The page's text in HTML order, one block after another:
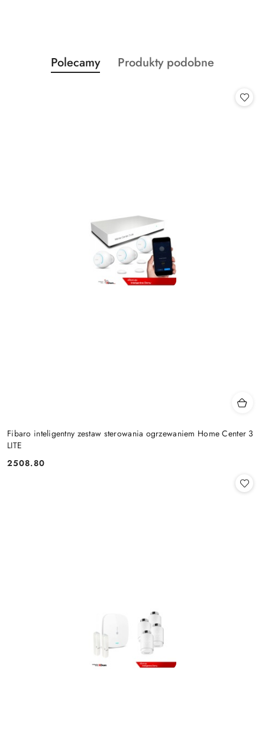
Pomiń karuzelę produktów
Produkty
o
Polecamy
Produkty
Produkty podobne
Fibaro inteligentny zestaw sterowania ogrzewaniem Home Center 3
LITE
Cena:
2508.80